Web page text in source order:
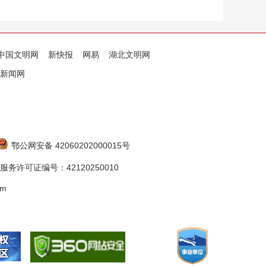
国文明网 新快报 网易
湖北文明网
闻网
鄂公网安备 42060202000015号
务许可证编号：42120250010